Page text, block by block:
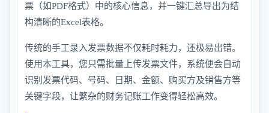
票（如PDF格式）中的核心信息，并一键汇总导出为结
构清晰的Excel表格。
传统的手工录入发票数据不仅耗时耗力，还极易出错。
使用本工具，您只需批量上传发票文件，系统便会自动
识别发票代码、号码、日期、金额、购买方及销售方等
关键字段，让繁杂的财务记账工作变得轻松高效。